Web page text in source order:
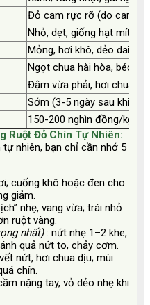
Đỏ cam rực rỡ (do
Nhỏ, dẹt, giống hạt mít
Mỏng, hơi khô, dẻo dai
Ngọt chua hài hòa, béo
Đậm vừa phải, hơi chua
Sớm (3-5 ngày sau khi
150-200 nghìn đồng/kg
Ruột Đỏ Chín Tự Nhiên:
nhiên, bạn chỉ cần nhớ 5
cuống khô hoặc đen cho
giảm.
nhẹ, vang vừa; trái nhỏ
ruột vàng.
nhất): nứt nhẹ 1–2 khe,
quả nứt to, chảy cơm.
nứt, hơi chua dịu; mùi
chín.
nặng tay, vỏ dẻo nhẹ khi